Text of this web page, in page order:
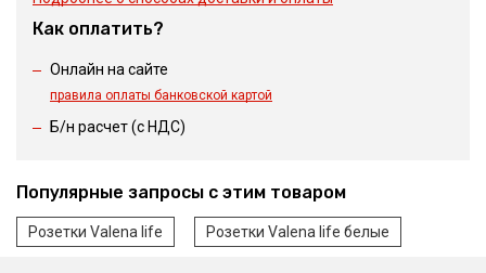
Как оплатить?
Онлайн на сайте
правила оплаты банковской картой
Б/н расчет (c НДС)
Популярные запросы с этим товаром
Розетки Valena life Розетки Valena life белые